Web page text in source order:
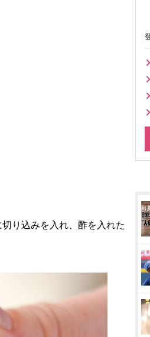
り込みを入れ、酢を入れた